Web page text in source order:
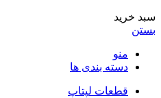
سبد خرید
بستن
منو
دسته بندی ها
قطعات لپتاپ